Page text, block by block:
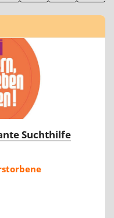
Suchthilfe